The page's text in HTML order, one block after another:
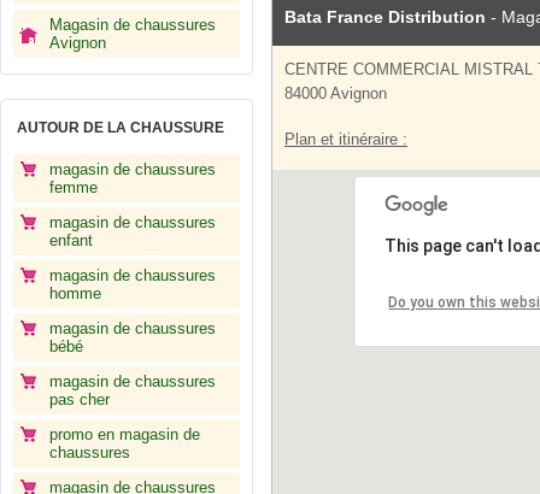
Magasin de chaussures
Avignon
AUTOUR DE LA CHAUSSURE
magasin de chaussures
femme
magasin de chaussures
enfant
magasin de chaussures
homme
magasin de chaussures
bébé
magasin de chaussures
pas cher
promo en magasin de
chaussures
magasin de chaussures
Bata France Distribution -
CENTRE COMMERCIAL MISTRAL
84000 Avignon
Plan et itinéraire :
This page can't
Do you own this